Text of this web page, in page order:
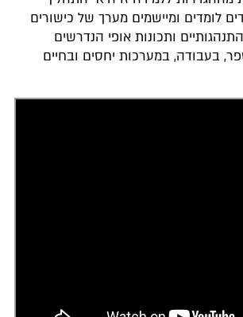
לומדים ומיישמים מערך של כישורים
ותכונות אופי הנדרשים
בעבודה, במערכות יחסים ובחיים